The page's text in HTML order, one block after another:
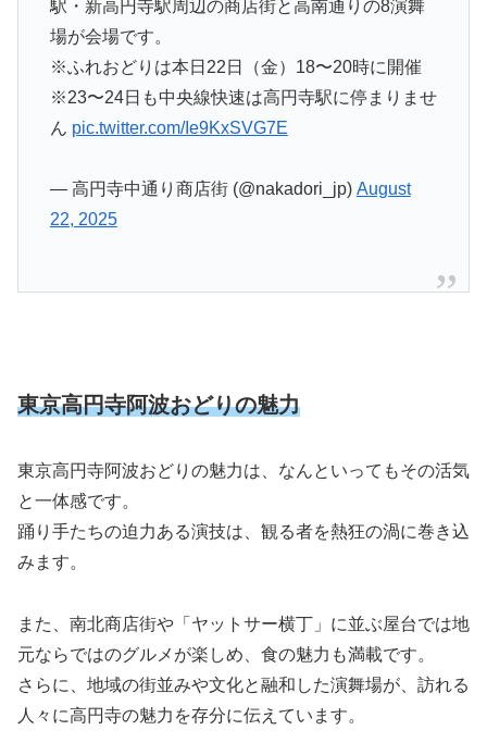
駅・新高円寺駅周辺の商店街と高南通りの8演舞
場が会場です。
※ふれおどりは本日22日（金）18〜20時に開催
※23〜24日も中央線快速は高円寺駅に停まりませ
ん pic.twitter.com/Ie9KxSVG7E
— 高円寺中通り商店街 (@nakadori_jp) August
22, 2025
東京高円寺阿波おどりの魅力
東京高円寺阿波おどりの魅力は、なんといってもその活気
と一体感です。
踊り手たちの迫力ある演技は、観る者を熱狂の渦に巻き込
みます。
また、南北商店街や「ヤットサー横丁」に並ぶ屋台では地
元ならではのグルメが楽しめ、食の魅力も満載です。
さらに、地域の街並みや文化と融和した演舞場が、訪れる
人々に高円寺の魅力を存分に伝えています。